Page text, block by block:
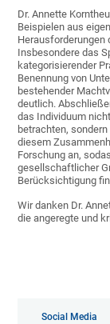
Dr. Annette
Beispielen aus
Herausforderungen
Insbesondere das
kategorisierender
Benennung von
bestehender
deutlich.
das Individuum
betrachten,
diesem
Forschung an,
gesellschaftlicher
Berücksichtigung
Wir danken Dr.
die angeregte und
Social Media